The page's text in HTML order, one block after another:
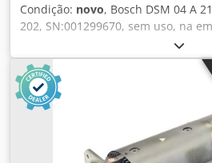
Condição: novo, Bosch DSM 04 A
202, SN:001299670, sem uso, na
aberta, 100% funcional, escopo de
Chedpfx Anji D T Uij Isa